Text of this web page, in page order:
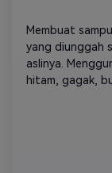
Membuat
yang diunggah
aslinya.
hitam, gagak,
berputar.
bercahaya
pencahayaan
menggoda,
dan ruang